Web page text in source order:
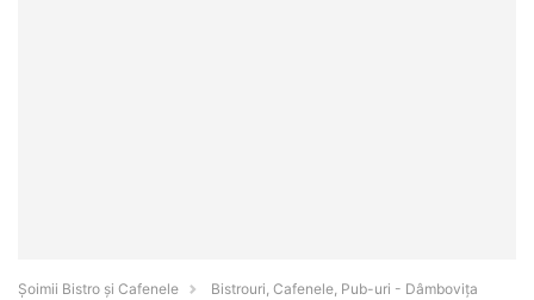
Șoimii Bistro și Cafenele
Bistrouri, Cafenele, Pub-uri - Dâmboviţa